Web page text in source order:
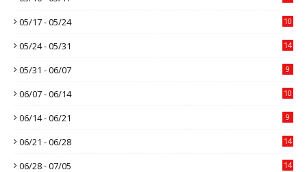
05/17 - 05/24 10
05/24 - 05/31 14
05/31 - 06/07 9
06/07 - 06/14 10
06/14 - 06/21 9
06/21 - 06/28 14
06/28 - 07/05 14